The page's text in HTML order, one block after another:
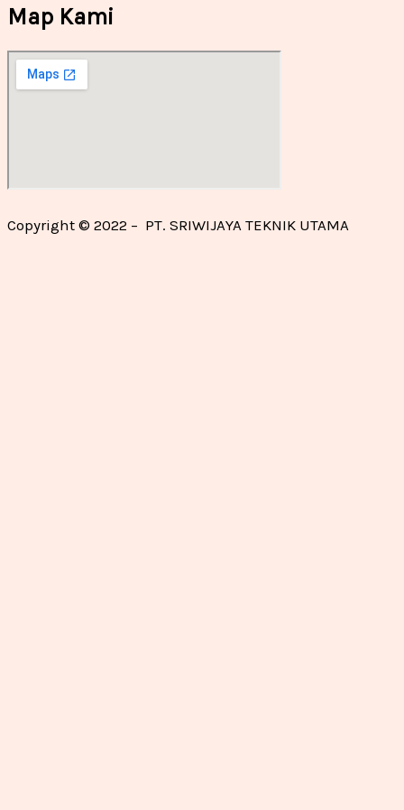
Map Kami
Copyright © 2022 – PT. SRIWIJAYA TEKNIK UTAMA